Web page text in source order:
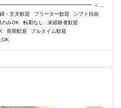
＜...
・主夫歓迎 フリーター歓迎
シフト自由
のみOK 転勤なし
未経験者歓迎
長期歓迎
フルタイム歓迎
OK